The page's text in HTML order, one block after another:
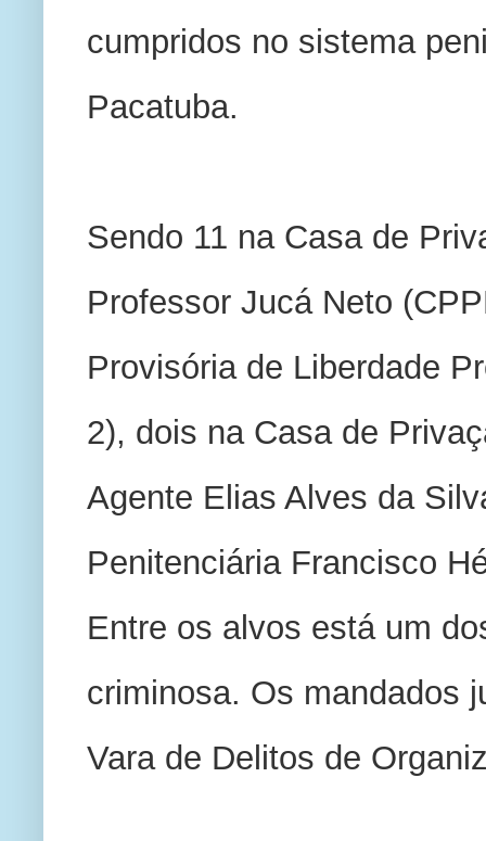
cumpridos no sistema
Pacatuba.
Sendo 11 na Casa de
Professor Jucá Neto
Provisória de Liberdade
2), dois na Casa de
Agente Elias Alves da
Penitenciária Francisco
Entre os alvos está um
criminosa. Os mandados
Vara de Delitos de